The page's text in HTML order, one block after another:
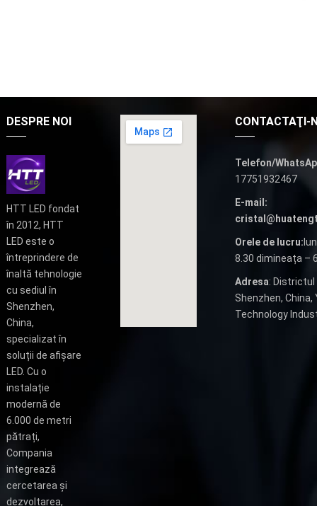
DESPRE NOI
HTT LED fondat
în 2012, HTT
LED este o
întreprindere de
înaltă tehnologie
cu sediul în
Shenzhen,
China,
specializat în
soluții de afișare
LED. Cu o
instalație
modernă de
6.000 de metri
pătrați,
Compania
integrează
cercetarea și
dezvoltarea,
CONTACTAŢI-
Telefon/
17751932467
E-mail:
Orele de lucru:
8.30 dimineața –
Adresa: Districtul
Shenzhen, China,
Technology